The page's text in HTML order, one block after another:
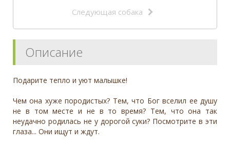
Следующая собака
Описание
Подарите тепло и уют малышке!
Чем она хуже породистых? Тем, что Бог вселил ее душу
не в том месте и не в то время? Тем, что она так
неудачно родилась не у дорогой суки? Посмотрите в эти
глаза... Они ищут и ждут.